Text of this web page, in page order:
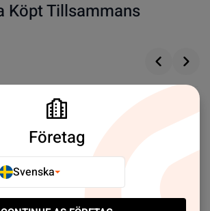
Köpt Tillsammans
Företag
Svenska